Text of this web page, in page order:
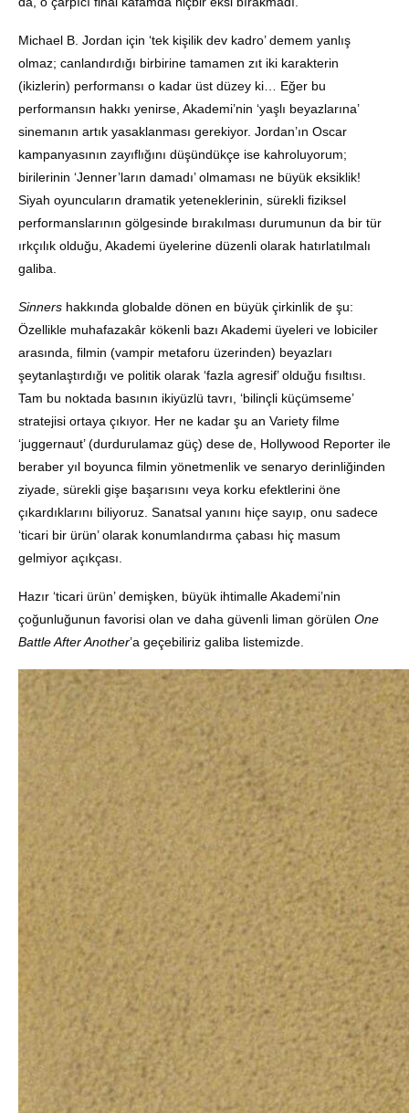
Michael B. Jordan için ‘tek kişilik dev kadro’ demem yanlış
olmaz; canlandırdığı birbirine tamamen zıt iki karakterin
(ikizlerin) performansı o kadar üst düzey ki… Eğer bu
performansın hakkı yenirse, Akademi’nin ‘yaşlı beyazlarına’
sinemanın artık yasaklanması gerekiyor. Jordan’ın Oscar
kampanyasının zayıflığını düşündükçe ise kahroluyorum;
birilerinin ‘Jenner’ların damadı’ olmaması ne büyük eksiklik!
Siyah oyuncuların dramatik yeteneklerinin, sürekli fiziksel
performanslarının gölgesinde bırakılması durumunun da bir tür
ırkçılık olduğu, Akademi üyelerine düzenli olarak hatırlatılmalı
galiba.
Sinners hakkında globalde dönen en büyük çirkinlik de şu:
Özellikle muhafazakâr kökenli bazı Akademi üyeleri ve lobiciler
arasında, filmin (vampir metaforu üzerinden) beyazları
şeytanlaştırdığı ve politik olarak ‘fazla agresif’ olduğu fısıltısı.
Tam bu noktada basının ikiyüzlü tavrı, ‘bilinçli küçümseme’
stratejisi ortaya çıkıyor. Her ne kadar şu an Variety filme
‘juggernaut’ (durdurulamaz güç) dese de, Hollywood Reporter ile
beraber yıl boyunca filmin yönetmenlik ve senaryo derinliğinden
ziyade, sürekli gişe başarısını veya korku efektlerini öne
çıkardıklarını biliyoruz. Sanatsal yanını hiçe sayıp, onu sadece
‘ticari bir ürün’ olarak konumlandırma çabası hiç masum
gelmiyor açıkçası.
Hazır ‘ticari ürün’ demişken, büyük ihtimalle Akademi’nin
çoğunluğunun favorisi olan ve daha güvenli liman görülen One
Battle After Another’a geçebiliriz galiba listemizde.